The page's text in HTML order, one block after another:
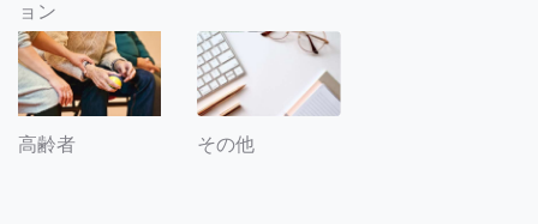
ョン
高齢者 その他